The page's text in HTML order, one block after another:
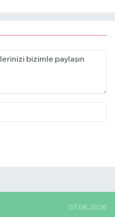
07.08.2026